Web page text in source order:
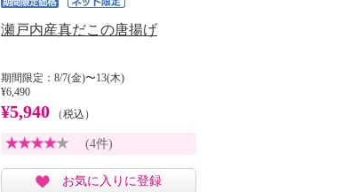
瀬戸内産真だこの唐揚げ
期間限定：8/7(金)〜13(木)
¥6,490
¥5,940 （税込）
(4件)
お気に入りに登録